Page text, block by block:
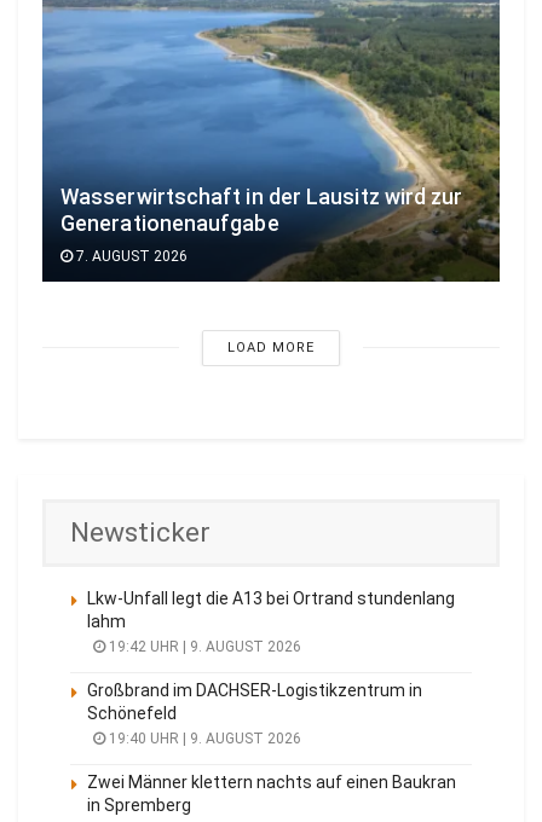
Wasserwirtschaft in der Lausitz wird zur
Generationenaufgabe
7. AUGUST 2026
LOAD MORE
Newsticker
Lkw-Unfall legt die A13 bei Ortrand stundenlang
lahm
19:42 UHR | 9. AUGUST 2026
Großbrand im DACHSER-Logistikzentrum in
Schönefeld
19:40 UHR | 9. AUGUST 2026
Zwei Männer klettern nachts auf einen Baukran
in Spremberg